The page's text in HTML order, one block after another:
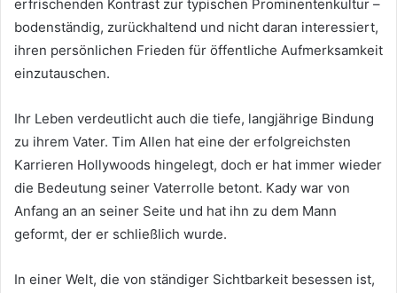
erfrischenden Kontrast zur typischen Prominentenkultur –
bodenständig, zurückhaltend und nicht daran interessiert,
ihren persönlichen Frieden für öffentliche Aufmerksamkeit
einzutauschen.
Ihr Leben verdeutlicht auch die tiefe, langjährige Bindung
zu ihrem Vater. Tim Allen hat eine der erfolgreichsten
Karrieren Hollywoods hingelegt, doch er hat immer wieder
die Bedeutung seiner Vaterrolle betont. Kady war von
Anfang an an seiner Seite und hat ihn zu dem Mann
geformt, der er schließlich wurde.
In einer Welt, die von ständiger Sichtbarkeit besessen ist,